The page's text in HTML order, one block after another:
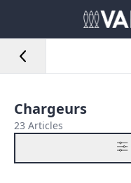
Chargeurs
23 Articles